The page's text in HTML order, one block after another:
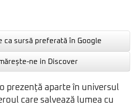
ca sursă preferată în Google
ne in Discover
prezență aparte în universul
care salvează lumea cu